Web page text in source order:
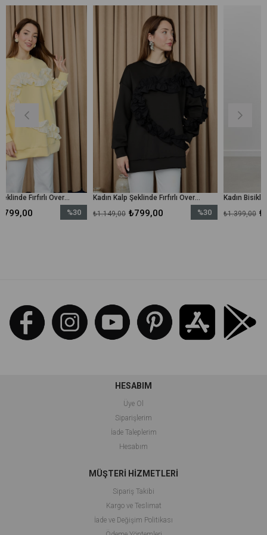
Kadın Kalp Şeklinde Fırfırlı Oversize Tunik - 20715TUN - Sarı-Bej
%30
Kadın Kalp Şeklinde Fırfırlı Oversize Tunik - 20715TUN - Siyah-Siyah
₺799,00
₺1.149,00
%30
₺899,00
₺1.399,00
HESABIM
Üye Ol
Siparişlerim
İade Taleplerim
Hesabım
MÜŞTERİ HİZMETLERİ
Sipariş Takibi
Kargo ve Teslimat
İade ve Değişim Politikası